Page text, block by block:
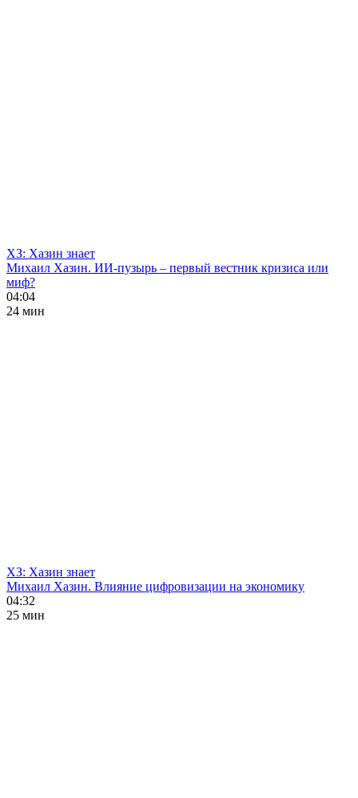
ХЗ: Хазин знает
Михаил Хазин. ИИ-пузырь – первый вестник кризиса или
миф?
04:04
24 мин
ХЗ: Хазин знает
Михаил Хазин. Влияние цифровизации на экономику
04:32
25 мин